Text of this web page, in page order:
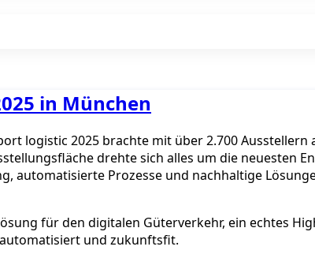
in München
logistic 2025 brachte mit über 2.700 Ausstellern
drehte sich alles um die neuesten
automatisierte Prozesse und nachhaltige
für den digitalen Güterverkehr, ein echtes
und zukunftsfit.